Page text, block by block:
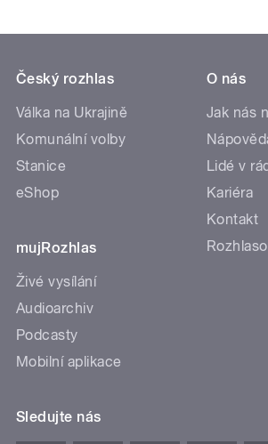
Český rozhlas
Válka na Ukrajině
Komunální volby
Stanice
eShop
mujRozhlas
Živé vysílání
Audioarchiv
Podcasty
Mobilní aplikace
O nás
Jak nás
Lidé v
Kariéra
Kontakt
Sledujte nás